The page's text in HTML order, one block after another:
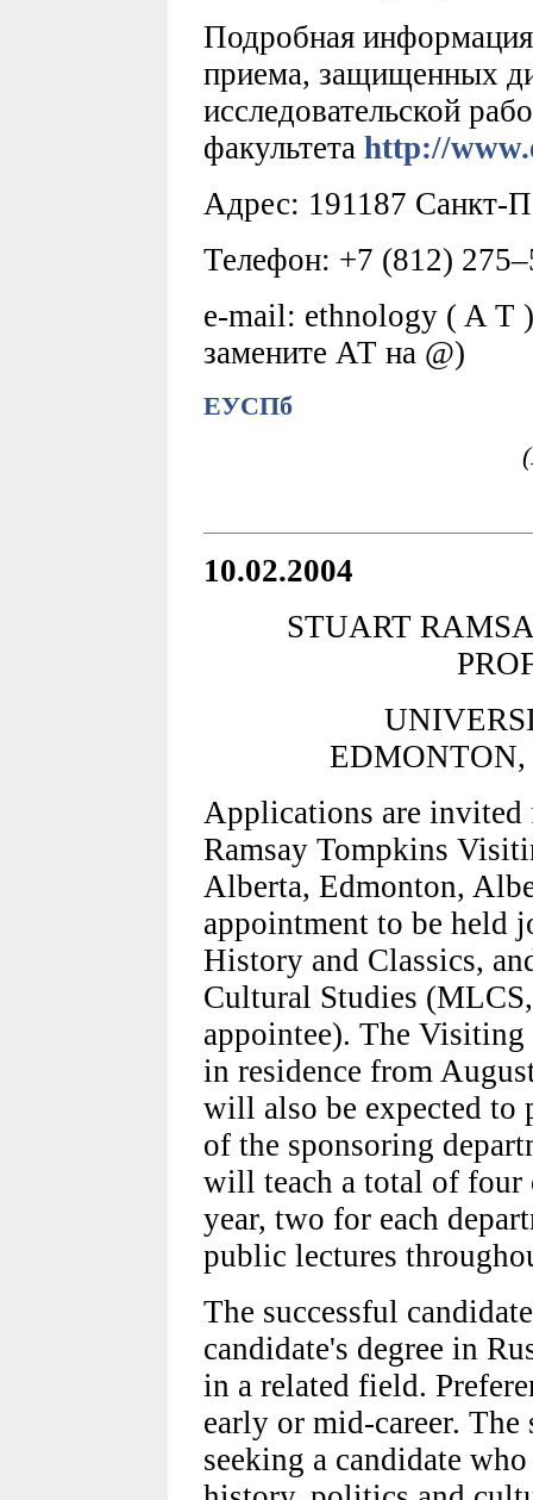
Подробная
приема, защищенных
исследовательской
факультета http://
Адрес: 191187 Санкт-
Телефон: +7 (812)
е-mail: еthnology ( A T
замените АТ на @)
ЕУСПб
10.02.2004
STUART
Applications are
Ramsay Tompkins
Alberta, Edmonton,
appointment to be held
History and Classics,
Cultural Studies
appointee). The
in residence from
will also be expected
of the sponsoring
will teach a total of four
year, two for each
public lectures
The successful
candidate's degree in
in a related field.
early or mid-career. The
seeking a candidate